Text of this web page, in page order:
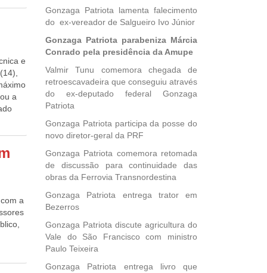
A
o
do
para
e
a
ou
de
de
a
Com
Gonzaga Patriota lamenta falecimento
do ex-vereador de Salgueiro Ivo Júnior
Gonzaga Patriota parabeniza Márcia
Conrado pela presidência da Amupe
Valmir Tunu comemora chegada de
retroescavadeira que conseguiu através
do ex-deputado federal Gonzaga
Patriota
Gonzaga Patriota participa da posse do
novo diretor-geral da PRF
Gonzaga Patriota comemora retomada
de discussão para continuidade das
obras da Ferrovia Transnordestina
Gonzaga Patriota entrega trator em
Bezerros
Gonzaga Patriota discute agricultura do
Vale do São Francisco com ministro
Paulo Teixeira
Gonzaga Patriota entrega livro que